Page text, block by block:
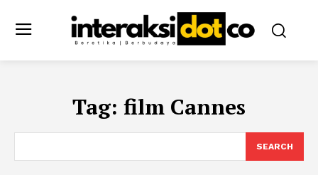
Tag: film Cannes
SEARCH